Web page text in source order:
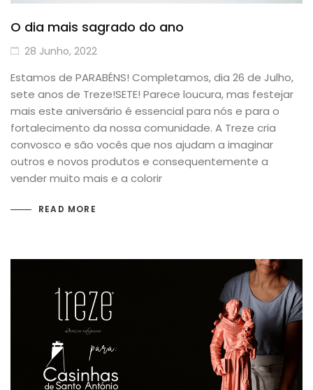
O dia mais sagrado do ano
28 Junho, 2022
Estamos de PARABÉNS! Completamos, dia 26 de Julho,
sete anos de Treze!SETE! Parece loucura, mas festejar
mais este aniversário é essencial para nós e para o
fortalecimento da nossa comunidade. A Treze cria
convosco e são vocês que nos ajudam a imaginar
outros e novos produtos e consequentemente a
vender muito mais e a colorir
READ MORE